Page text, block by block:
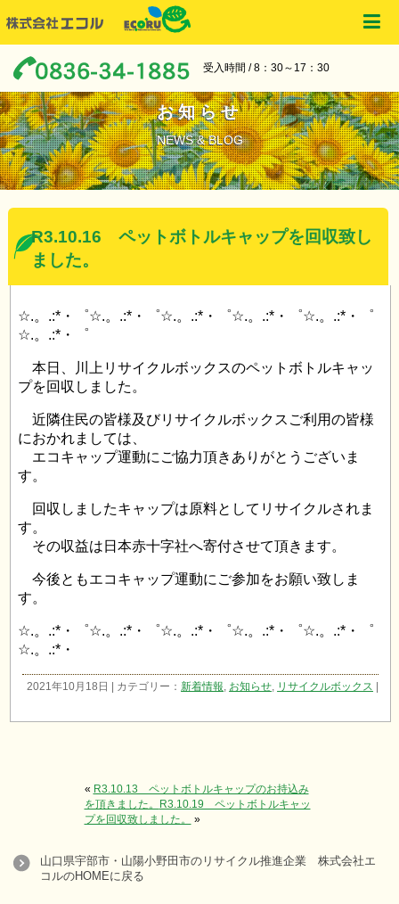
受入時間 / 8：30～17：30
お知らせ
NEWS & BLOG
R3.10.16 ペットボトルキャップを回収致し
ました。
☆.。.:*・゜☆.。.:*・゜☆.。.:*・゜☆.。.:*・゜☆.。.:*・゜
☆.。.:*・゜
本日、川上リサイクルボックスのペットボトルキャッ
プを回収しました。
近隣住民の皆様及びリサイクルボックスご利用の皆様
におかれましては、
エコキャップ運動にご協力頂きありがとうございま
す。
回収しましたキャップは原料としてリサイクルされま
す。
その収益は日本赤十字社へ寄付させて頂きます。
今後ともエコキャップ運動にご参加をお願い致しま
す。
☆.。.:*・゜☆.。.:*・゜☆.。.:*・゜☆.。.:*・゜☆.。.:*・゜
☆.。.:*・
2021年10月18日 | カテゴリー：新着情報 お知らせ リサイクルボックス |
« R3.10.13 ペットボトルキャップのお持込み
を頂きました。
R3.10.19 ペットボトルキャッ
プを回収致しました。
»
山口県宇部市・山陽小野田市のリサイクル推進企業 株式会社エ
コルのHOMEに戻る